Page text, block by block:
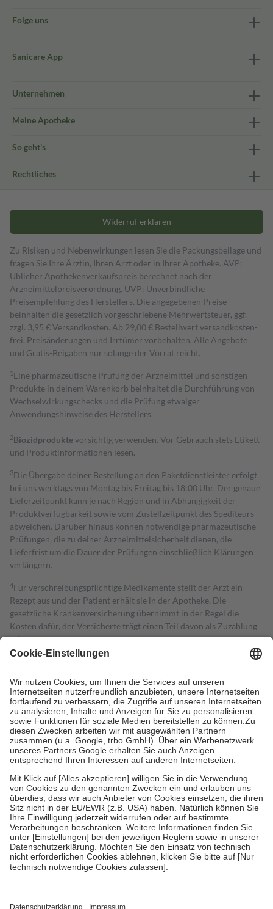
Folge uns
Sanicare App
Unternehmen
Meine Apotheke
So geht's
Rechtliches
Widerruf erklären
Zu Risiken und Nebenwirkungen lesen Sie die Packungsbeilage und
fragen Sie Ihre Ärztin, Ihren Arzt oder in Ihrer Apotheke. AVP:
Üblicher Apothekenverkaufspreis berechnet nach der
Arzneimittelpreisverordnung. UVP: Unverbindliche
Preisempfehlung des Herstellers. Die angegebenen Preise
beinhalten die gesetzlich vorgeschriebene Mehrwertsteuer, ggf.
zzgl. 3,95 € Versandkosten. Ab 29,00 € Bestell­wert versand­kosten­
frei. Preisänderungen und Irrtümer vorbehalten. Alle Angebote
und Gratis-Beigaben nur solange der Vorrat reicht.
1 Eine pharmazeutische Prüfung der Arzneimittel und sonstigen
Produkte in deinem Warenkorb beinhaltet die Durchführung von
Wechselwirkungschecks und die Prüfung etwaiger
Anwendungshinweise des Herstellers.
2Biozidproduktevorsichtig verwenden. Vor Gebrauch stets Etikett
und Produktinformationen lesen.
3Die Übergabe deiner Bestellung an den Paketdienstleister erfolgt
bei uns werktags von Montag bis Freitag bis 18:00 Uhr. Der genaue
Lieferzeitpunkt kann je nach Region und in Abhängigkeit der
Produktverfügbarkeit sowie vom Zustellzeitpunkt des Spediteurs
abweichen. Darüber hinaus können notwendige pharmazeutische
Prüfungen, die zu deiner Arzneimittelsicherheit dienen, die
Lieferfrist um die Dauer der Prüfungen einschließlich Klärungen
verlängern.
4Für verschreibungspflichtige Medikamente stellt der Arzt ein
Rezept aus und der Patient erhält sie in der Apotheke. Die
gesetzliche Krankenversicherung übernimmt in der Regel die
Kosten dafür, der Versicherte trägt einen Teil davon als Zuzahlung
mit.
Grundsätzlich leisten Mitglieder Zuzahlungen in Höhe von zehn
höchstens zehn Euro.
Es sind jedoch nie mehr als die tatsächlichen
Kosten der Leistung zu entrichten.
Diese Regeln gelten grundsätzlich auch für Online-Apotheken.
Bei Heilmitteln und häuslicher Krankenpflege beträgt die
Zuzahlung zehn Prozent der Kosten sowie zehn Euro je
Verordnung.
Um das Engagement der Versicherten für ihre eigene Gesundheit zu
stärken und die besondere Stellung der Familie zu unterstützen,
fallenkeine Zuzahlungenan bei:
• Kindern und Jugendlichen bis zum vollendeten 18. Lebensjahr
mit Ausnahme der Fahrkosten
• Untersuchungen zur Vorsorge und Früherkennung, die von der
GKV getragen werden
• empfohlenen Schutzimpfungen
• Harn- und Blutteststreifen
getroffen, um sicherzustellen, dass es sich um echte Bewertungen